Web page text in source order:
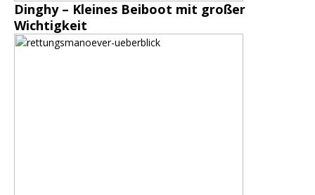
Dinghy – Kleines Beiboot mit großer
Wichtigkeit